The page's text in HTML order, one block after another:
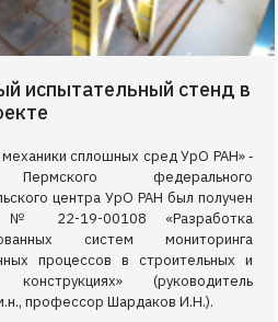
испытательный стенд в
сплошных сред УрО РАН» ‑
федерального
центра УрО РАН был получен
22-19-00108 «Разработка
систем мониторинга
процессов в строительных и
конструкциях» (руководитель
профессор Шардаков И.Н.).